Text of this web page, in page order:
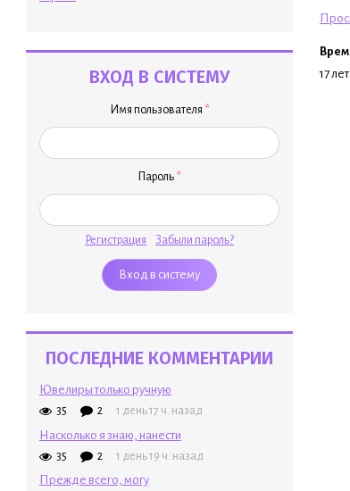
ВХОД В СИСТЕМУ
Имя пользователя *
Пароль *
Регистрация Забыли пароль?
ПОСЛЕДНИЕ КОММЕНТАРИИ
Ювелиры только ручную
35 2 1 день 17 ч. назад
Насколько я знаю, нанести
35 2 1 день 19 ч. назад
Прежде всего, могу
17